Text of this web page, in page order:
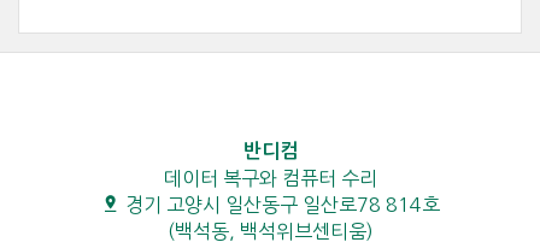
반디컴
데이터 복구와 컴퓨터 수리
경기 고양시 일산동구 일산로78 814호
(백석동, 백석위브센티움)